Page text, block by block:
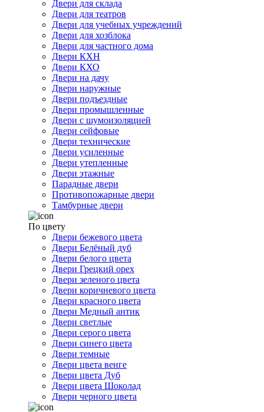
Двери для склада
Двери для театров
Двери для учебных учреждений
Двери для хозблока
Двери для частного дома
Двери КХН
Двери КХО
Двери на дачу
Двери наружные
Двери подъездные
Двери промышленные
Двери с шумоизоляцией
Двери сейфовые
Двери технические
Двери усиленные
Двери утепленные
Двери этажные
Парадные двери
Противопожарные двери
Тамбурные двери
По цвету
Двери бежевого цвета
Двери Белёный дуб
Двери белого цвета
Двери Грецкий орех
Двери зеленого цвета
Двери коричневого цвета
Двери красного цвета
Двери Медный антик
Двери светлые
Двери серого цвета
Двери синего цвета
Двери темные
Двери цвета венге
Двери цвета Дуб
Двери цвета Шоколад
Двери черного цвета